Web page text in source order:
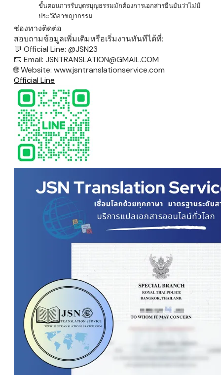
ขั้นตอนการรับบุตรบุญธรรมมักต้องการเอกสารยืนยันว่าไม่มี
ประวัติอาชญากรรม
ช่องทางติดต่อ
สอบถามข้อมูลเพิ่มเติมหรือเริ่มงานทันทีได้ที่:
💬 Official Line: @JSN23
​📧 Email: JSNTRANSLATION@GMAIL.COM
​🌐Website: www.jsntranslationservice.com
Official Line